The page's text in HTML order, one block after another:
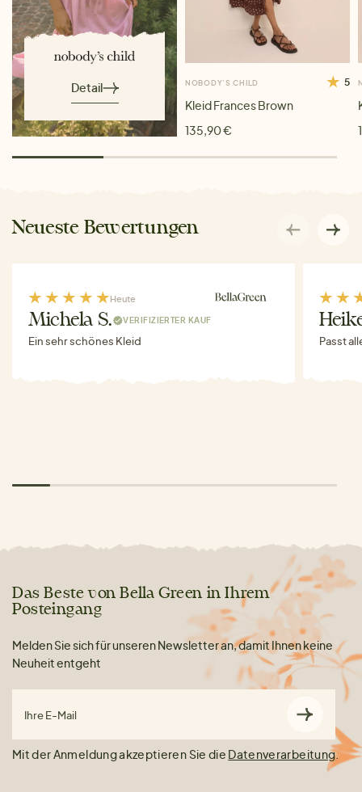
Detail NOBODY'S CHILD 5
Kleid Frances Brown
135,90 €
Neueste Bewertungen
Heute
Michela S. VERIFIZIERTER KAUF
Ein sehr schönes Kleid Passt
Das Beste von Bella Green in Ihrem
Posteingang
Melden Sie sich für unseren Newsletter an, damit Ihnen keine
Neuheit entgeht
Ihre E-Mail
Mit der Anmeldung akzeptieren Sie die Datenverarbeitung.